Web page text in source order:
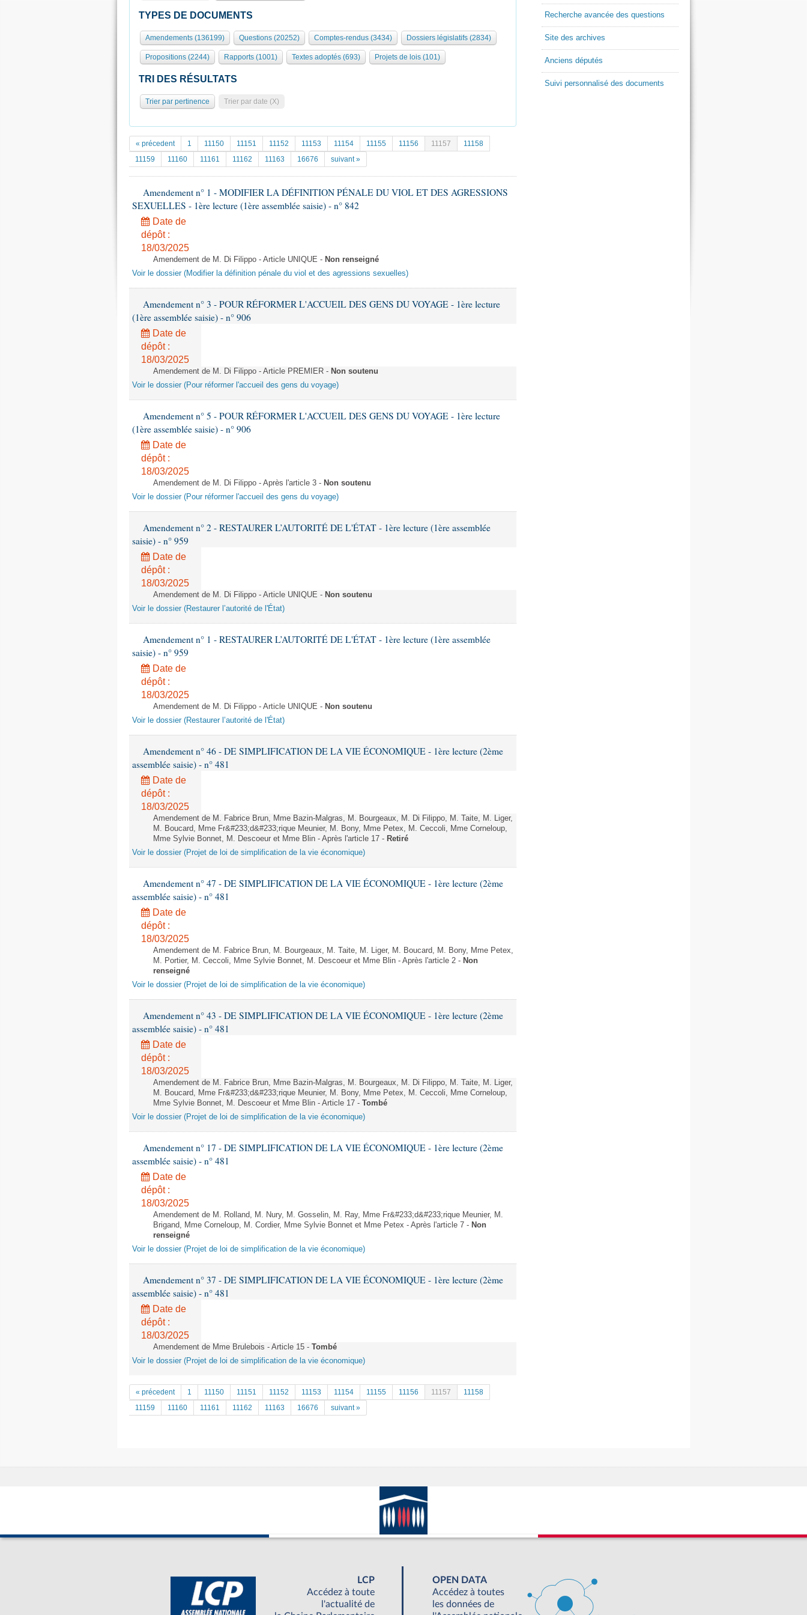
TYPES DE DOCUMENTS
Amendements (136199) Questions (20252) Comptes-rendus (3434) Dossiers législatifs (2834)
Propositions (2244) Rapports (1001) Textes adoptés (693) Projets de lois (101)
TRI DES RÉSULTATS
Trier par pertinence Trier par date (X)
« précedent 1 11150 11151 11152 11153 11154 11155 11156 11157
11158
11159
11160 11161 11162 11163 16676 suivant »
Amendement n° 1 - MODIFIER LA DÉFINITION PÉNALE DU VIOL ET DES AGRESSIONS
SEXUELLES - 1ère lecture (1ère assemblée saisie) - n° 842
Date de
dépôt :
18/03/2025
Amendement de M. Di Filippo - Article UNIQUE - Non renseigné
Voir le dossier (Modifier la définition pénale du viol et des agressions sexuelles)
Amendement n° 3 - POUR RÉFORMER L'ACCUEIL DES GENS DU VOYAGE - 1ère lecture
(1ère assemblée saisie) - n° 906
Date de
dépôt :
18/03/2025
Amendement de M. Di Filippo - Article PREMIER - Non soutenu
Voir le dossier (Pour réformer l'accueil des gens du voyage)
Amendement n° 5 - POUR RÉFORMER L'ACCUEIL DES GENS DU VOYAGE - 1ère lecture
(1ère assemblée saisie) - n° 906
Date de
dépôt :
18/03/2025
Amendement de M. Di Filippo - Après l'article 3 - Non soutenu
Voir le dossier (Pour réformer l'accueil des gens du voyage)
Amendement n° 2 - RESTAURER L’AUTORITÉ DE L'ÉTAT - 1ère lecture (1ère assemblée
saisie) - n° 959
Date de
dépôt :
18/03/2025
Amendement de M. Di Filippo - Article UNIQUE - Non soutenu
Voir le dossier (Restaurer l’autorité de l'État)
Amendement n° 1 - RESTAURER L’AUTORITÉ DE L'ÉTAT - 1ère lecture (1ère assemblée
saisie) - n° 959
Date de
dépôt :
18/03/2025
Amendement de M. Di Filippo - Article UNIQUE - Non soutenu
Voir le dossier (Restaurer l’autorité de l'État)
Amendement n° 46 - DE SIMPLIFICATION DE LA VIE ÉCONOMIQUE - 1ère lecture (2ème
assemblée saisie) - n° 481
Date de
dépôt :
18/03/2025
Amendement de M. Fabrice Brun, Mme Bazin-Malgras, M. Bourgeaux, M. Di Filippo, M. Taite, M. Liger,
M. Boucard, Mme Fr&#233;d&#233;rique Meunier, M. Bony, Mme Petex, M. Ceccoli, Mme Corneloup,
Mme Sylvie Bonnet, M. Descoeur et Mme Blin - Après l'article 17 - Retiré
Voir le dossier (Projet de loi de simplification de la vie économique)
Amendement n° 47 - DE SIMPLIFICATION DE LA VIE ÉCONOMIQUE - 1ère lecture (2ème
assemblée saisie) - n° 481
Date de
dépôt :
18/03/2025
Amendement de M. Fabrice Brun, M. Bourgeaux, M. Taite, M. Liger, M. Boucard, M. Bony, Mme Petex,
M. Portier, M. Ceccoli, Mme Sylvie Bonnet, M. Descoeur et Mme Blin - Après l'article 2 - Non
renseigné
Voir le dossier (Projet de loi de simplification de la vie économique)
Amendement n° 43 - DE SIMPLIFICATION DE LA VIE ÉCONOMIQUE - 1ère lecture (2ème
assemblée saisie) - n° 481
Date de
dépôt :
18/03/2025
Amendement de M. Fabrice Brun, Mme Bazin-Malgras, M. Bourgeaux, M. Di Filippo, M. Taite, M. Liger,
M. Boucard, Mme Fr&#233;d&#233;rique Meunier, M. Bony, Mme Petex, M. Ceccoli, Mme Corneloup,
Mme Sylvie Bonnet, M. Descoeur et Mme Blin - Article 17 - Tombé
Voir le dossier (Projet de loi de simplification de la vie économique)
Amendement n° 17 - DE SIMPLIFICATION DE LA VIE ÉCONOMIQUE - 1ère lecture (2ème
assemblée saisie) - n° 481
Date de
dépôt :
18/03/2025
Amendement de M. Rolland, M. Nury, M. Gosselin, M. Ray, Mme Fr&#233;d&#233;rique Meunier, M.
Brigand, Mme Corneloup, M. Cordier, Mme Sylvie Bonnet et Mme Petex - Après l'article 7 - Non
renseigné
Voir le dossier (Projet de loi de simplification de la vie économique)
Amendement n° 37 - DE SIMPLIFICATION DE LA VIE ÉCONOMIQUE - 1ère lecture (2ème
assemblée saisie) - n° 481
Date de
dépôt :
18/03/2025
Amendement de Mme Brulebois - Article 15 - Tombé
Voir le dossier (Projet de loi de simplification de la vie économique)
« précedent 1 11150 11151 11152 11153 11154 11155 11156 11157
11158
11159
11160 11161 11162 11163 16676 suivant »
Recherche avancée des questions
Site des archives
Anciens députés
Suivi personnalisé des documents
LCP
Accédez à toute
l'actualité de
OPEN DATA
Accédez à toutes
les données de